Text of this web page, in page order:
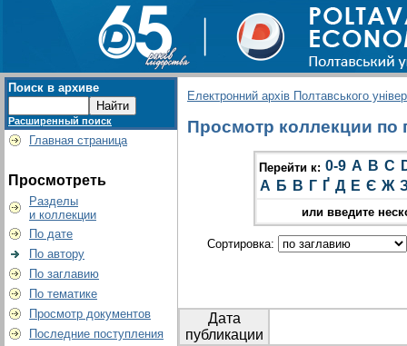
Поиск в архиве
Расширенный поиск
Главная страница
Просмотреть
Разделы
и коллекции
По дате
По автору
По заглавию
По тематике
Просмотр документов
Последние поступления
Електронний архів Полтавського
Просмотр коллекции по
Перейти к: 0-9 A B C
А Б В Г Ґ Д Е Є Ж
или введите
Сортировка:
Дата
публикации